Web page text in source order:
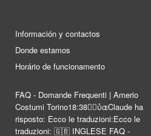
Información y contactos
Donde estamos
Horário de funcionamento
FAQ - Domande Frequenti | Amerio
Costumi Torino18:38Claude ha
risposto: Ecco le traduzioni:Ecco le
traduzioni: 🇬🇧 INGLESE FAQ -